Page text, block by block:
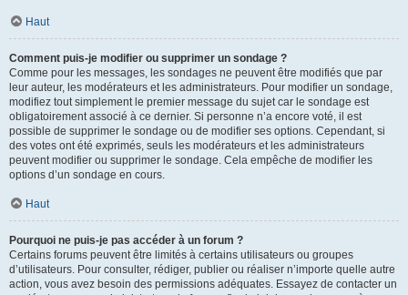
Haut
Comment puis-je modifier ou supprimer un sondage ?
Comme pour les messages, les sondages ne peuvent être modifiés que par
leur auteur, les modérateurs et les administrateurs. Pour modifier un sondage,
modifiez tout simplement le premier message du sujet car le sondage est
obligatoirement associé à ce dernier. Si personne n’a encore voté, il est
possible de supprimer le sondage ou de modifier ses options. Cependant, si
des votes ont été exprimés, seuls les modérateurs et les administrateurs
peuvent modifier ou supprimer le sondage. Cela empêche de modifier les
options d’un sondage en cours.
Haut
Pourquoi ne puis-je pas accéder à un forum ?
Certains forums peuvent être limités à certains utilisateurs ou groupes
d’utilisateurs. Pour consulter, rédiger, publier ou réaliser n’importe quelle autre
action, vous avez besoin des permissions adéquates. Essayez de contacter un